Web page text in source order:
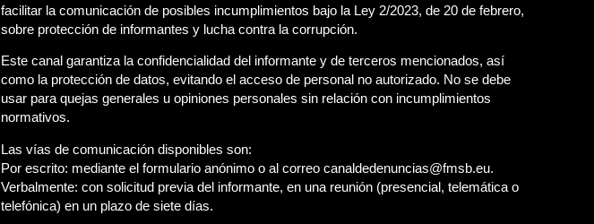
facilitar la comunicación de posibles incumplimientos bajo la Ley 2/2023, de 20 de febrero,
sobre protección de informantes y lucha contra la corrupción.
Este canal garantiza la confidencialidad del informante y de terceros mencionados, así
como la protección de datos, evitando el acceso de personal no autorizado. No se debe
usar para quejas generales u opiniones personales sin relación con incumplimientos
normativos.
Las vías de comunicación disponibles son:
Por escrito: mediante el formulario anónimo o al correo canaldedenuncias@fmsb.eu.
Verbalmente: con solicitud previa del informante, en una reunión (presencial, telemática o
telefónica) en un plazo de siete días.